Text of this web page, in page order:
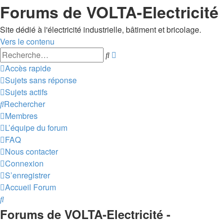
Forums de VOLTA-Electricité
Site dédié à l'électricité industrielle, bâtiment et bricolage.
Vers le contenu
Rechercher
Accès rapide
Sujets sans réponse
Sujets actifs
Rechercher
Membres
L’équipe du forum
FAQ
Nous contacter
Connexion
S’enregistrer
Accueil Forum
Rechercher
Forums de VOLTA-Electricité -